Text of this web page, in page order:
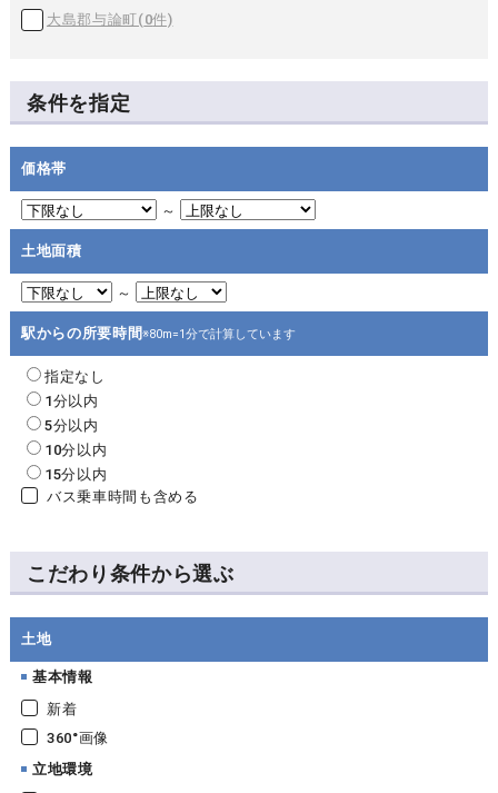
大島郡与論町(0件)
条件を指定
価格帯
～
土地面積
～
駅からの所要時間※80m=1分で計算しています
指定なし
1分以内
5分以内
10分以内
15分以内
バス乗車時間も含める
こだわり条件から選ぶ
土地
基本情報
新着
360°画像
立地環境